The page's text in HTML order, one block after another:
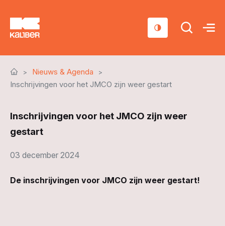
Scholen
Over ons
Nieuws & Agenda
Inschrijvingen voor het JMCO zijn weer gestart
Inschrijvingen voor het JMCO zijn weer
gestart
03 december 2024
De inschrijvingen voor JMCO zijn weer gestart!